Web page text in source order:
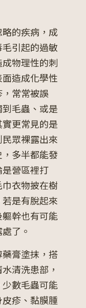
略的疾病，成
引起的過敏
物理性的刺
造成化學性
常常被誤
毛蟲、或是
更常見的是
眾裸露出來
多半都能發
營區裡打
衣物披在樹
是有脫起來
幹也有可能
了。
膏塗抹，搭
清洗患部，
數毛蟲可能
疹、黏膜腫